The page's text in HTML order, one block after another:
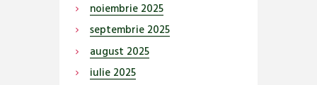
noiembrie 2025
septembrie 2025
august 2025
iulie 2025